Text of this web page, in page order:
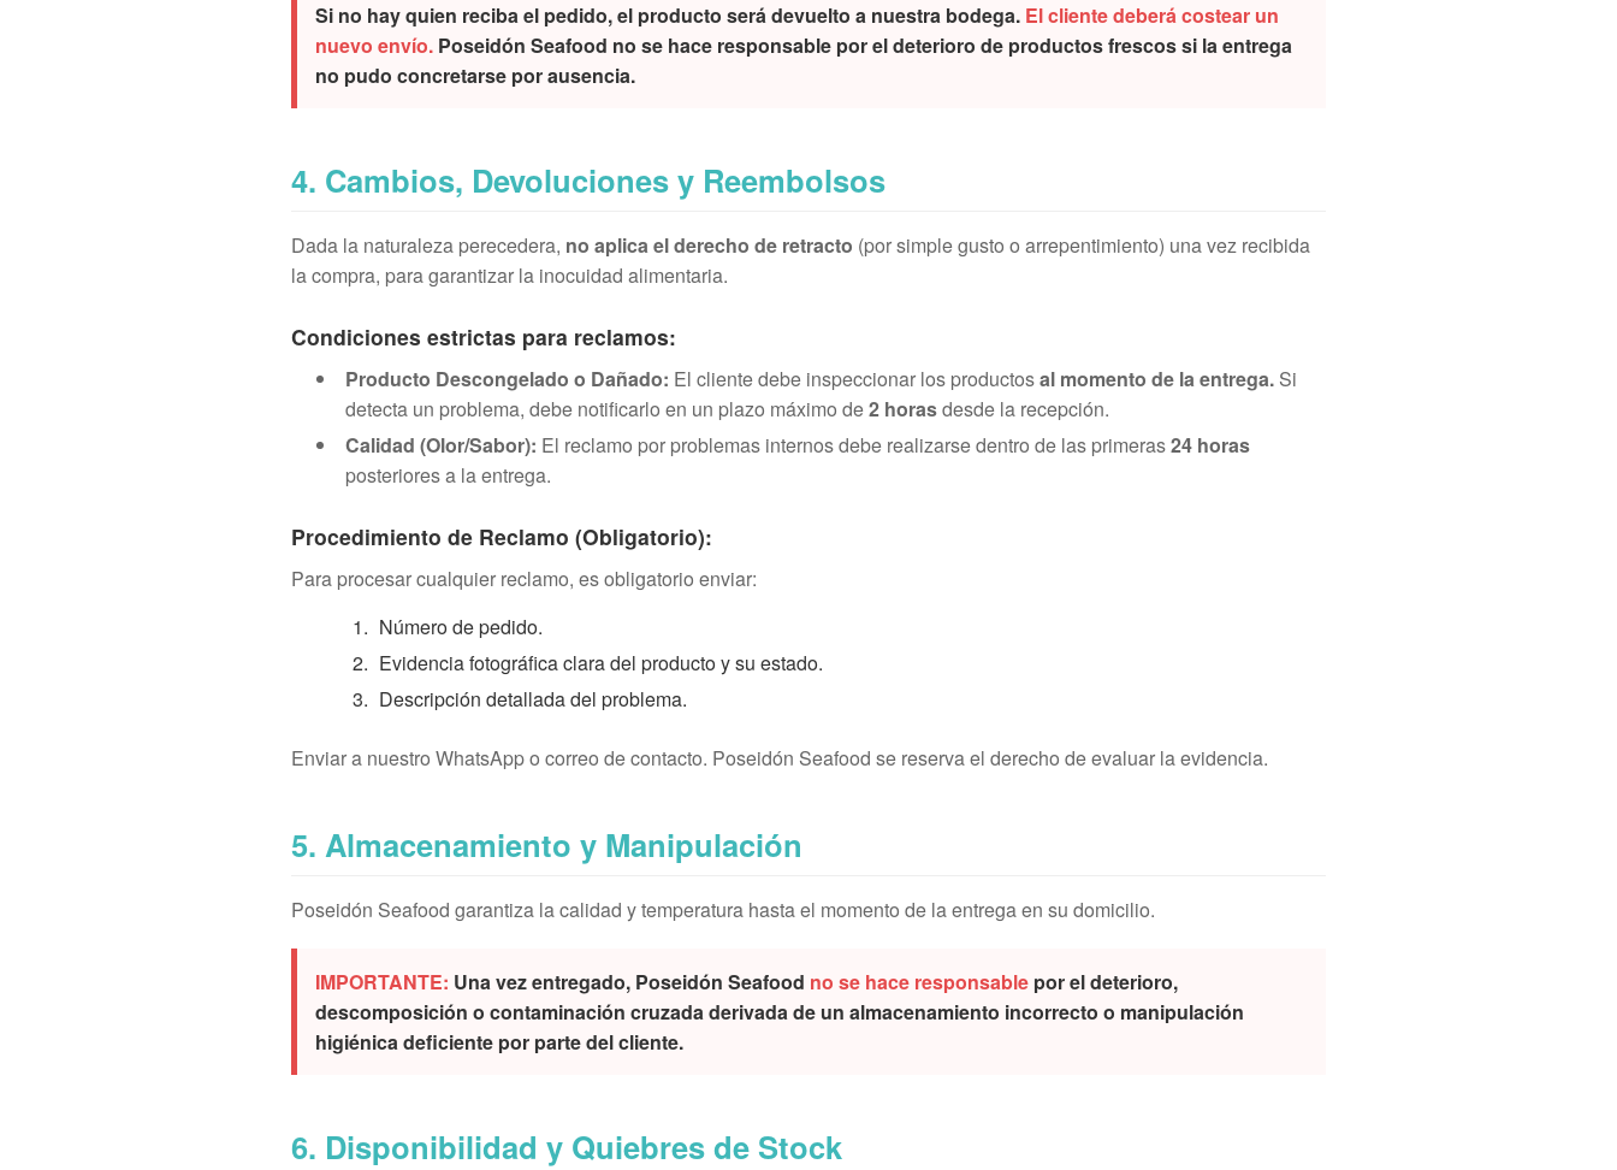
Si no hay quien reciba el pedido, el producto será devuelto a nuestra bodega. El cliente deberá costear un
nuevo envío. Poseidón Seafood no se hace responsable por el deterioro de productos frescos si la entrega
no pudo concretarse por ausencia.
4. Cambios, Devoluciones y Reembolsos
Dada la naturaleza perecedera, no aplica el derecho de retracto (por simple gusto o arrepentimiento) una vez recibida
la compra, para garantizar la inocuidad alimentaria.
Condiciones estrictas para reclamos:
Producto Descongelado o Dañado: El cliente debe inspeccionar los productosal momento de la entrega. Si
detecta un problema, debe notificarlo en un plazo máximo de2 horasdesde la recepción.
Calidad (Olor/Sabor): El reclamo por problemas internos debe realizarse dentro de las primeras24 horas
posteriores a la entrega.
Procedimiento de Reclamo (Obligatorio):
Para procesar cualquier reclamo, es obligatorio enviar:
Número de pedido.
Evidencia fotográfica clara del producto y su estado.
Descripción detallada del problema.
Enviar a nuestro WhatsApp o correo de contacto. Poseidón Seafood se reserva el derecho de evaluar la evidencia.
5. Almacenamiento y Manipulación
Poseidón Seafood garantiza la calidad y temperatura hasta el momento de la entrega en su domicilio.
IMPORTANTE: Una vez entregado, Poseidón Seafood no se hace responsable por el deterioro,
descomposición o contaminación cruzada derivada de un almacenamiento incorrecto o manipulación
higiénica deficiente por parte del cliente.
6. Disponibilidad y Quiebres de Stock